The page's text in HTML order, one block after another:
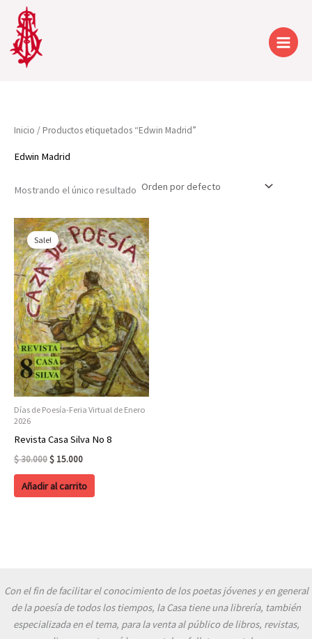
contenido
Inicio / Productos etiquetados “Edwin Madrid”
Edwin Madrid
Mostrando el único resultado
Sale!
Días de Poesía-Feria Virtual de Enero
2026
Revista Casa Silva No 8
$30.000 Original
was:
$ 15.000Current
is:
$ 15.000.
Añadir al carrito
Con el fin de facilitar el conocimiento de los poetas jóvenes y en general
de la poesía de todos los tiempos, la Casa tiene una librería, también
especializada en el tema, para la venta al público de libros, revistas,